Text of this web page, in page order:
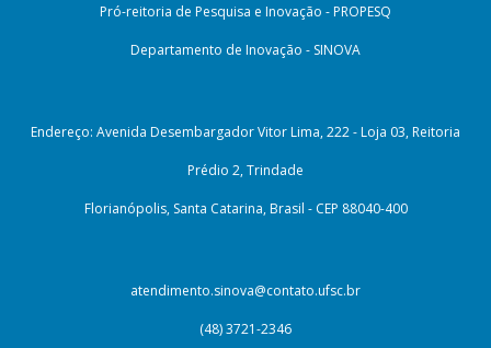
Pró-reitoria de Pesquisa e Inovação - PROPESQ
Departamento de Inovação - SINOVA
Endereço: Avenida Desembargador Vitor Lima, 222 - Loja 03, Reitoria
Prédio 2, Trindade
Florianópolis, Santa Catarina, Brasil - CEP 88040-400
atendimento.sinova@contato.ufsc.br
(48) 3721-2346